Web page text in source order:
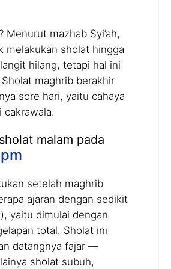
Menurut mazhab Syi’ah,
melakukan sholat hingga
hilang, tetapi hal ini
maghrib berakhir
sore hari, yaitu cahaya
cakrawala.
malam pada
setelah maghrib
ajaran dengan sedikit
yaitu dimulai dengan
total. Sholat ini
datangnya fajar —
sholat subuh,